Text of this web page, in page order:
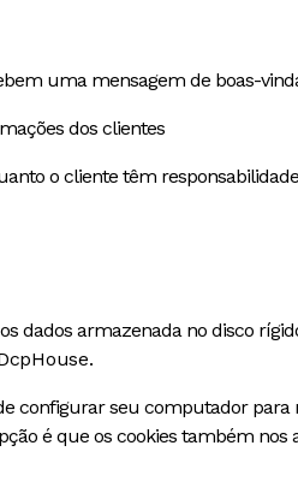
uma mensagem de boas-
dos clientes
o cliente têm
dados armazenada no disco
.
configurar seu computador para
é que os cookies também